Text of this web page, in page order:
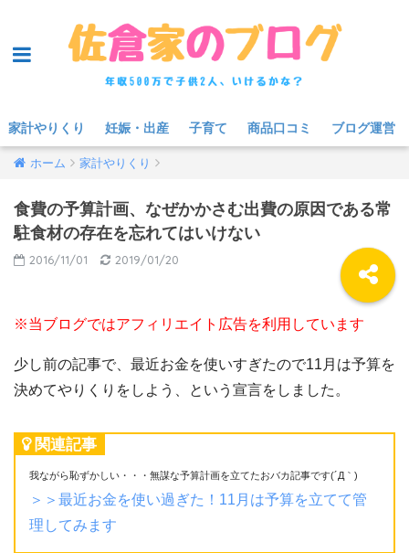
家計やりくり 妊娠・出産 子育て 商品口コミ ブログ運営
ホーム 家計やりくり
食費の予算計画、なぜかかさむ出費の原因である常
駐食材の存在を忘れてはいけない
2016/11/01 2019/01/20
※当ブログではアフィリエイト広告を利用しています
少し前の記事で、最近お金を使いすぎたので11月は予算を
決めてやりくりをしよう、という宣言をしました。
関連記事
我ながら恥ずかしい・・・無謀な予算計画を立てたおバカ記事です(´Д｀)
＞＞最近お金を使い過ぎた！11月は予算を立てて管
理してみます